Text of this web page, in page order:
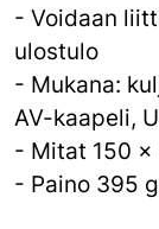
- Voidaan
ulostulo
- Mukana:
AV-kaapeli,
- Mitat 150
- Paino 395 g